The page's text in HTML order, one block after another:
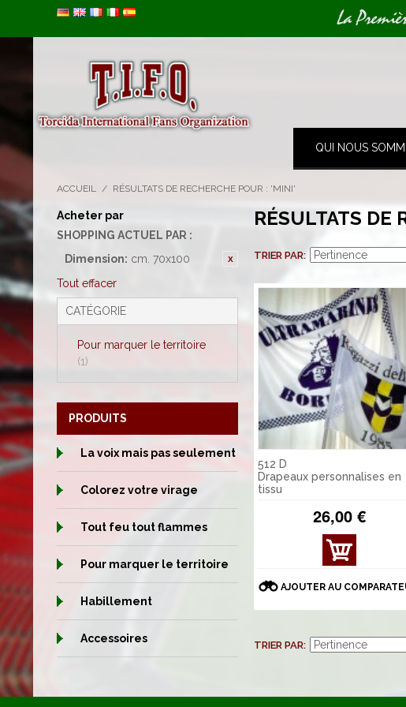
La
QUI NOUS
ACCUEIL / RÉSULTATS DE RECHERCHE POUR : 'MINI'
Acheter par
SHOPPING ACTUEL PAR :
Dimension: cm. 70x100
Tout effacer
CATÉGORIE
Pour marquer le territoire
(1)
RÉSULTATS DE
TRIER PAR
512 D
Drapeaux personnalises en
tissu
26,00 €
AFFI
CHE
DÉT
AILS
AJOUTER AU
TRIER PAR
PRODUITS
La voix mais pas seulement
Colorez votre virage
Tout feu tout flammes
Pour marquer le territoire
Habillement
Accessoires